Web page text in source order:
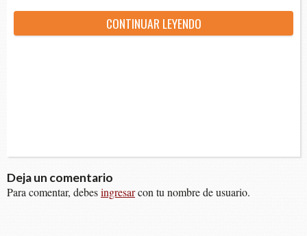
CON­TI­NUAR LEYENDO
Deja un comentario
Para comentar, debesingresarcon tu nombre de usuario.